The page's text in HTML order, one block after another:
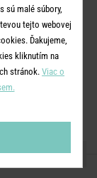
materiálov.
sójový vosk,
sú malé súbory,
tejto webovej
Ďakujeme,
kliknutím na
stránok. Viac o